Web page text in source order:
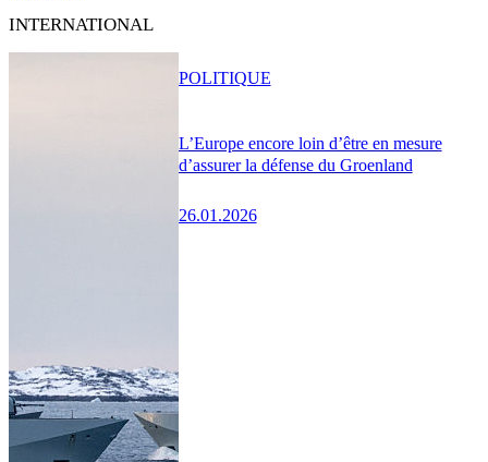
INTERNATIONAL
L’Europe encore loin d’être en mesure
d’assurer la défense du Groenland
26.01.2026
POLITIQUE